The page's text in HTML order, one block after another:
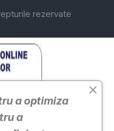
rezervate
Online a
Online
a optimiza
a